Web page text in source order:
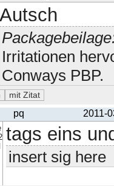
Autsch
Irritationen
Conways PBP.
pq 2011-
tags eins
insert sig here